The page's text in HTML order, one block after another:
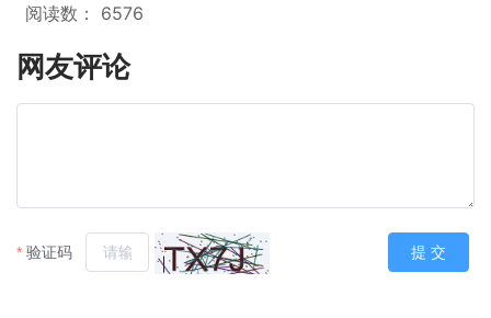
阅读数： 6576
网友评论